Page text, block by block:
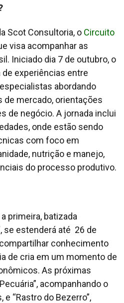
Scot Consultoria, o Circuito
visa acompanhar as
Iniciado dia 7 de outubro, o
experiências entre
abordando
mercado, orientações
de negócio. A jornada inclui
onde estão sendo
com foco em
nutrição e manejo,
do processo produtivo.
primeira, batizada
se estenderá até 26 de
conhecimento
de cria em um momento de
As próximas
acompanhando o
“Rastro do Bezerro”,